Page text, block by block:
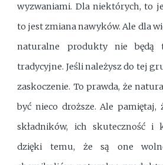
wyzwaniami. Dla niektórych, to
to jest zmiana nawyków. Ale dla
naturalne produkty nie będą
tradycyjne. Jeśli należysz do tej
zaskoczenie. To prawda, że
być nieco droższe. Ale pamiętaj,
składników, ich skuteczność i
dzięki temu, że są one